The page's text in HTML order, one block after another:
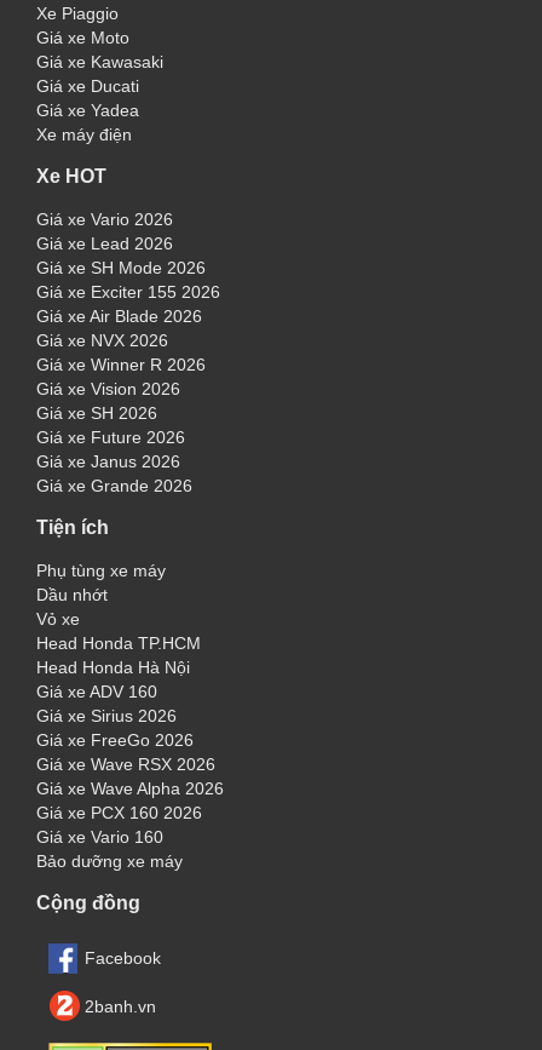
Xe Piaggio
Giá xe Moto
Giá xe Kawasaki
Giá xe Ducati
Giá xe Yadea
Xe máy điện
Xe HOT
Giá xe Vario 2026
Giá xe Lead 2026
Giá xe SH Mode 2026
Giá xe Exciter 155 2026
Giá xe Air Blade 2026
Giá xe NVX 2026
Giá xe Winner R 2026
Giá xe Vision 2026
Giá xe SH 2026
Giá xe Future 2026
Giá xe Janus 2026
Giá xe Grande 2026
Tiện ích
Phụ tùng xe máy
Dầu nhớt
Vỏ xe
Head Honda TP.HCM
Head Honda Hà Nội
Giá xe ADV 160
Giá xe Sirius 2026
Giá xe FreeGo 2026
Giá xe Wave RSX 2026
Giá xe Wave Alpha 2026
Giá xe PCX 160 2026
Giá xe Vario 160
Bảo dưỡng xe máy
Cộng đồng
Facebook
2banh.vn